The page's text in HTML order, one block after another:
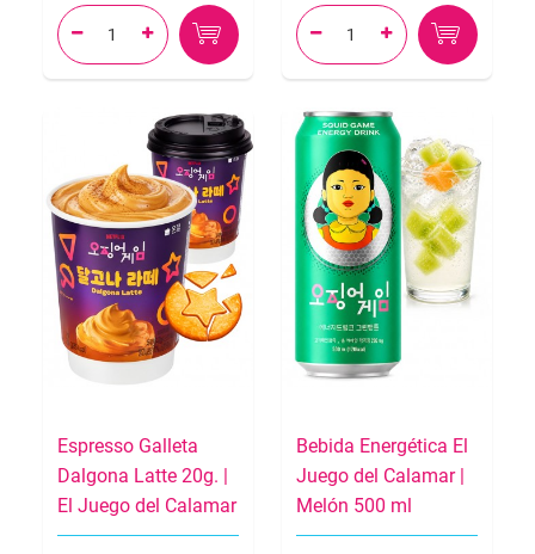
   
Espresso Galleta
Dalgona Latte 20g. |
El Juego del Calamar
Bebida Energética El
Juego del Calamar |
Melón 500 ml